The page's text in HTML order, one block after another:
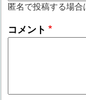
匿名で投稿する場合
コメント